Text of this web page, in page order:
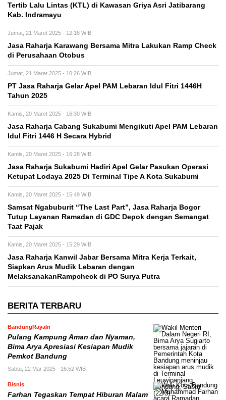
Tertib Lalu Lintas (KTL) di Kawasan Griya Asri Jatibarang
Kab. Indramayu
Jumat, 21 Maret 2025 - 12:16 WIB
Jasa Raharja Karawang Bersama Mitra Lakukan Ramp Check
di Perusahaan Otobus
Jumat, 21 Maret 2025 - 10:26 WIB
PT Jasa Raharja Gelar Apel PAM Lebaran Idul Fitri 1446H
Tahun 2025
Kamis, 20 Maret 2025 - 16:30 WIB
Jasa Raharja Cabang Sukabumi Mengikuti Apel PAM Lebaran
Idul Fitri 1446 H Secara Hybrid
Kamis, 20 Maret 2025 - 16:28 WIB
Jasa Raharja Sukabumi Hadiri Apel Gelar Pasukan Operasi
Ketupat Lodaya 2025 Di Terminal Tipe A Kota Sukabumi
Kamis, 20 Maret 2025 - 15:49 WIB
Samsat Ngabuburit “The Last Part”, Jasa Raharja Bogor
Tutup Layanan Ramadan di GDC Depok dengan Semangat
Taat Pajak
Kamis, 20 Maret 2025 - 15:29 WIB
Jasa Raharja Kanwil Jabar Bersama Mitra Kerja Terkait,
Siapkan Arus Mudik Lebaran dengan
MelaksanakanRampcheck di PO Surya Putra
BERITA TERBARU
BandungRayaIn
Pulang Kampung Aman dan Nyaman,
Bima Arya Apresiasi Kesiapan Mudik
Pemkot Bandung
Sabtu, 22 Mar 2025 - 16:52 WIB
Bisnis
Farhan Tegaskan Tempat Hiburan Malam